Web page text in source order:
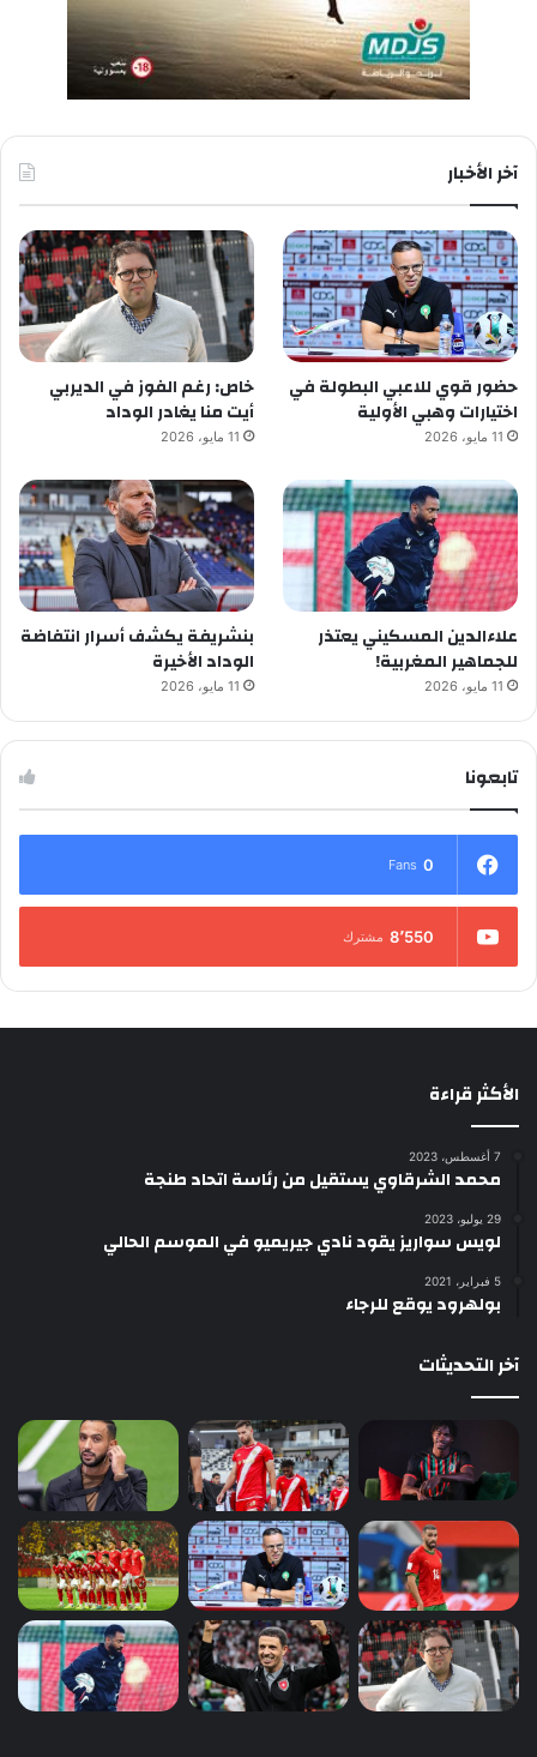
آخر الأخبار
حضور قوي للاعبي البطولة في
اختيارات وهبي الأولية
11 مايو، 2026
خاص: رغم الفوز في الديربي
أيت منا يغادر الوداد
11 مايو، 2026
علاءالدين المسكيني يعتذر
للجماهير المغربية!
11 مايو، 2026
بنشريفة يكشف أسرار انتفاضة
الوداد الأخيرة
11 مايو، 2026
تابعونا
0
Fans
8٬550 مشترك
الأكثر قراءة
7 أغسطس، 2023
محمد الشرقاوي يستقيل من رئاسة اتحاد طنجة
29 يوليو، 2023
لويس سواريز يقود نادي جيريميو في الموسم الحالي
5 فبراير، 2021
بولهرود يوقع للرجاء
آخر التحديثات